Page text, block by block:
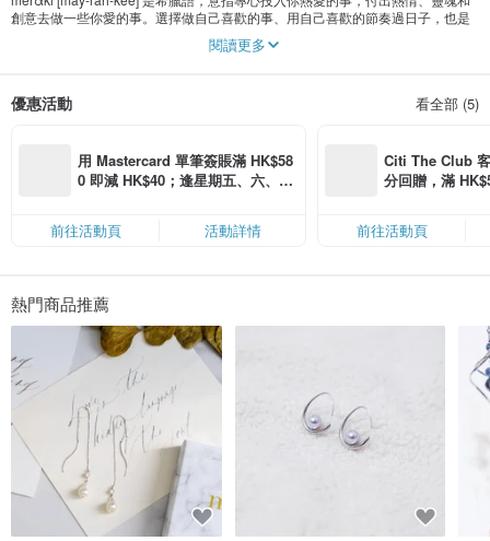
創意去做一些你愛的事。選擇做自己喜歡的事、用自己喜歡的節奏過日子，也是
料、義大利925純銀及天然珍珠而成。
展現，每一件作品均體現出屬於meraki的生活藝術及為一眾追求品味與藝術的女
閱讀更多
優惠活動 看全部 (5)
用 Mastercard 單筆簽賬滿 HK$58
0 即減 HK$40；逢星期五、六、日
限，額滿即止，僅限「常用信用
卡」結帳）
前往活動頁 活動詳情
Citi The Club
分回贈，滿
前往活動頁
熱門商品推薦